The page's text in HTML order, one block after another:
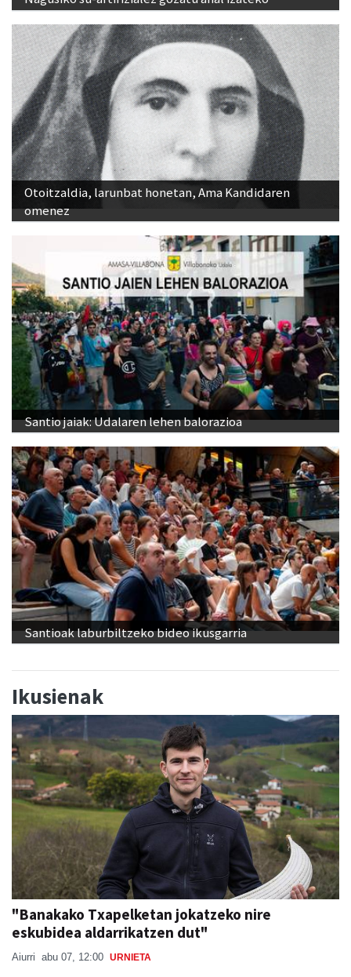
Otoitzaldia, larunbat honetan, Ama Kandidaren
omenez
Santio jaiak: Udalaren lehen balorazioa
Santioak laburbiltzeko bideo ikusgarria
Ikusienak
"Banakako Txapelketan jokatzeko nire
eskubidea aldarrikatzen dut"
Aiurri abu 07, 12:00 URNIETA